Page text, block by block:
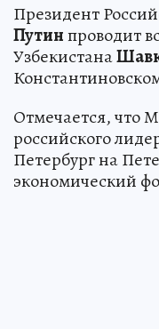
Президент
Путинпроводит
Узбекистана
Отмечается, что
российского
Петербург на
экономический